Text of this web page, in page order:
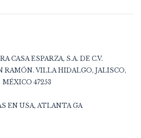
CASA ESPARZA, S.A. DE C.V.
RAMÓN. VILLA HIDALGO, JALISCO,
MÉXICO 47253
EN USA, ATLANTA GA